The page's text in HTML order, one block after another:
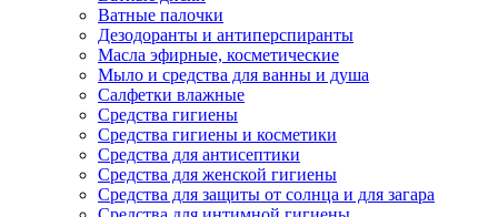
Ватные палочки
Дезодоранты и антиперспиранты
Масла эфирные, косметические
Мыло и средства для ванны и душа
Салфетки влажные
Средства гигиены
Средства гигиены и косметики
Средства для антисептики
Средства для женской гигиены
Средства для защиты от солнца и для загара